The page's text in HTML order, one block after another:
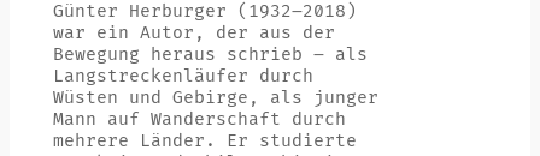
Günter Herburger (1932–2018)
war ein Autor, der aus der
Bewegung heraus schrieb – als
Langstreckenläufer durch
Wüsten und Gebirge, als junger
Mann auf Wanderschaft durch
mehrere Länder. Er studierte